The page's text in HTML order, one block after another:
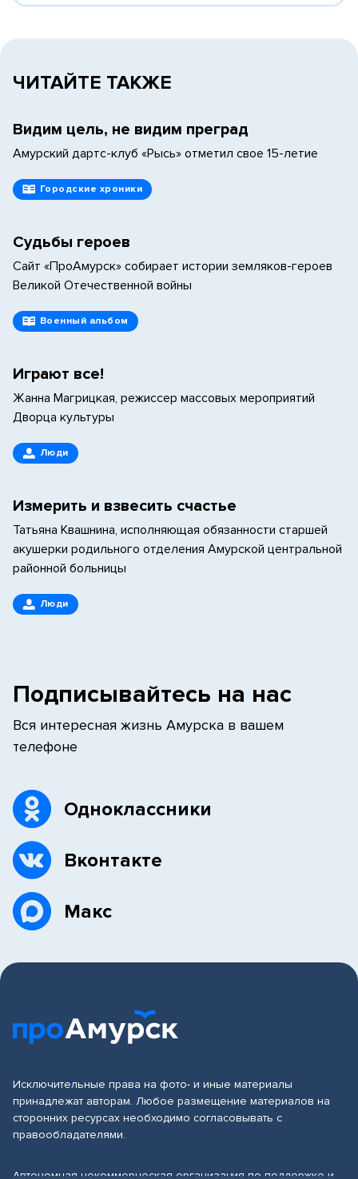
ЧИТАЙТЕ ТАКЖЕ
Видим цель, не видим преград
Амурский дартс-клуб «Рысь» отметил свое 15-летие
Городские хроники
Судьбы героев
Сайт «ПроАмурск» собирает истории земляков-героев
Великой Отечественной войны
Военный альбом
Играют все!
Жанна Магрицкая, режиссер массовых мероприятий
Дворца культуры
Люди
Измерить и взвесить счастье
Татьяна Квашнина, исполняющая обязанности старшей
акушерки родильного отделения Амурской центральной
районной больницы
Люди
Подписывайтесь на нас
Вся интересная жизнь Амурска в вашем
телефоне
Одноклассники
Вконтакте
Макс
Исключительные права на фото- и иные материалы
принадлежат авторам. Любое размещение материалов на
сторонних ресурсах необходимо согласовывать с
правообладателями.
Автономная некоммерческая организация по поддержке и